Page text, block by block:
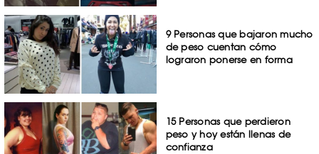
9 Personas que bajaron mucho
de peso cuentan cómo
lograron ponerse en forma
15 Personas que perdieron
peso y hoy están llenas de
confianza